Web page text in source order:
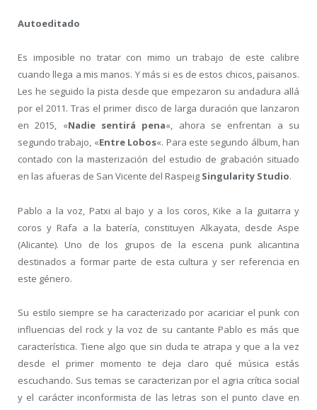
Autoeditado
Es imposible no tratar con mimo un trabajo de este calibre
cuando llega a mis manos. Y más si es de estos chicos, paisanos.
Les he seguido la pista desde que empezaron su andadura allá
por el 2011. Tras el primer disco de larga duración que lanzaron
en 2015, «Nadie sentirá pena«, ahora se enfrentan a su
segundo trabajo, «Entre Lobos«. Para este segundo álbum, han
contado con la masterización del estudio de grabación situado
en las afueras de San Vicente del Raspeig Singularity Studio.
Pablo a la voz, Patxi al bajo y a los coros, Kike a la guitarra y
coros y Rafa a la batería, constituyen Alkayata, desde Aspe
(Alicante). Uno de los grupos de la escena punk alicantina
destinados a formar parte de esta cultura y ser referencia en
este género.
Su estilo siempre se ha caracterizado por acariciar el punk con
influencias del rock y la voz de su cantante Pablo es más que
característica. Tiene algo que sin duda te atrapa y que a la vez
desde el primer momento te deja claro qué música estás
escuchando. Sus temas se caracterizan por el agria crítica social
y el carácter inconformista de las letras son el punto clave en